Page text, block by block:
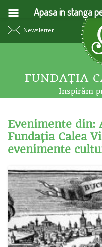
Newsletter
FUNDAŢIA
Inspirăm
Evenimente din:
Fundaţia Calea
evenimente
Apasa in stanga